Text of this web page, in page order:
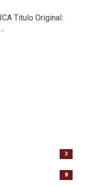
Titulo Original:
3
8